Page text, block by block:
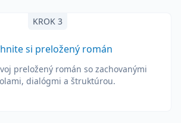
KROK 3
si preložený román
preložený román so zachovanými
dialógmi a štruktúrou.